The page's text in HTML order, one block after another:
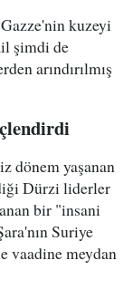
kuzeyi
şimdi de
arındırılmış
dönem yaşanan
Dürzi liderler
bir "insani
Suriye
vaadine meydan